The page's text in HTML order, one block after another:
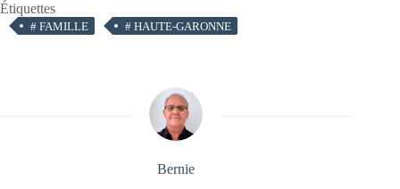
Étiquettes
# FAMILLE # HAUTE-GARONNE
Bernie